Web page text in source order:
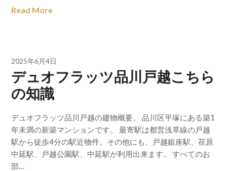
Read More
2025年6月4日
デュオフラッツ品川戸越こちら
の知識
デュオフラッツ品川戸越の建物概要。 品川区平塚にある築1
年未満の新築マンションです。 最寄駅は都営浅草線の戸越
駅から徒歩4分の駅近物件。その他にも、戸越銀座駅、荏原
中延駅、戸越公園駅、中延駅が利用出来ます。 すべてのお
部…